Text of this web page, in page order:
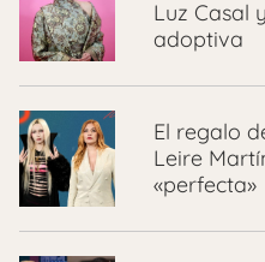
Luz Casal
adoptiva
El regalo
Leire
«perfecta»